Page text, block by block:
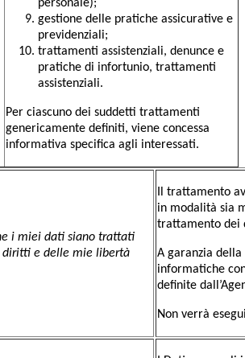
personale);
gestione delle pratiche assicurative e
previdenziali;
trattamenti assistenziali, denunce e
pratiche di infortunio, trattamenti
assistenziali.
Per ciascuno dei suddetti trattamenti
genericamente definiti, viene concessa
informativa specifica agli interessati.
i miei dati siano trattati
e delle mie libertà
Il trattamento
in modalità sia
trattamento dei
A garanzia
informatiche
definite
Non verrà